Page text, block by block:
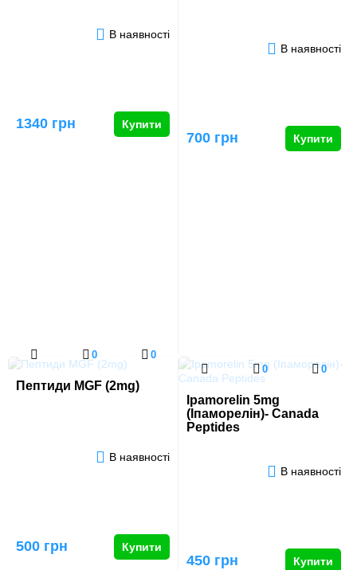
В наявності
1340 грн Купити
В наявності
700 грн Купити
0 0
Пептиди MGF (2mg)
В наявності
500 грн Купити
0 0
Ipamorelin 5mg
(Іпаморелін)- Canada
Peptides
В наявності
450 грн Купити